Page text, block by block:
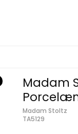
Madam
Madam Stoltz
TA5129